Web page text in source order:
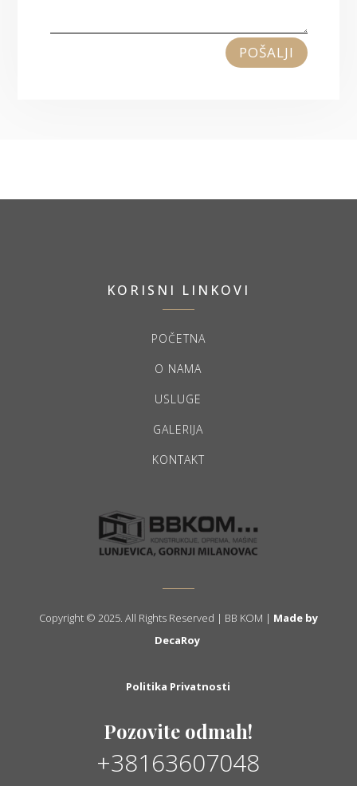
POŠALJI
KORISNI LINKOVI
POČETNA
O NAMA
USLUGE
GALERIJA
KONTAKT
Copyright © 2025. All Rights Reserved | BB KOM | Made by
DecaRoy
Politika Privatnosti
Pozovite odmah!
+38163607048